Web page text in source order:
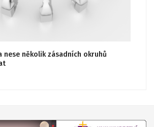
nese několik zásadních okruhů